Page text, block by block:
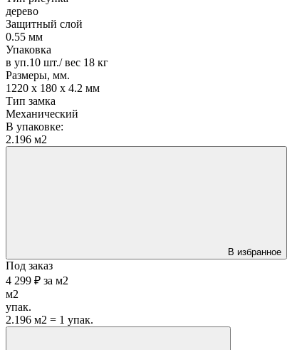
дерево
Защитный слой
0.55 мм
Упаковка
в уп.10 шт./ вес 18 кг
Размеры, мм.
1220 х 180 х 4.2 мм
Тип замка
Механический
В упаковке:
2.196 м2
В избранное
Под заказ
4 299 ₽ за м2
м2
упак.
2.196 м2 = 1 упак.